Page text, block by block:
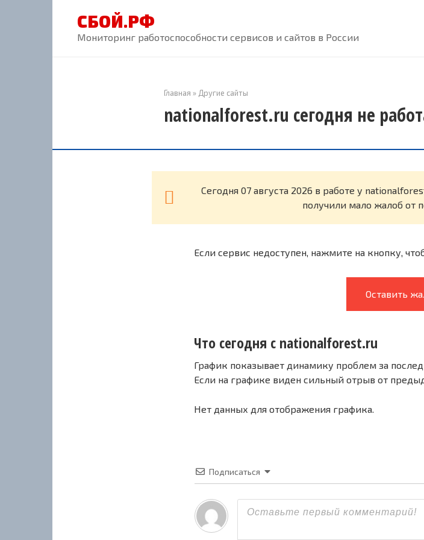
СБОЙ.РФ
Мониторинг работоспособности сервисов и сайтов в России
Главная » Другие сайты
nationalforest.ru сегодня не
Cегодня 07 августа 2026 в работе у
получили мало жалоб от
Если сервис недоступен, нажмите на кнопку,
Оставить
Что сегодня с nationalforest.ru
График показывает динамику проблем за
Если на графике виден сильный отрыв от
Нет данных для отображения графика.
Подписаться